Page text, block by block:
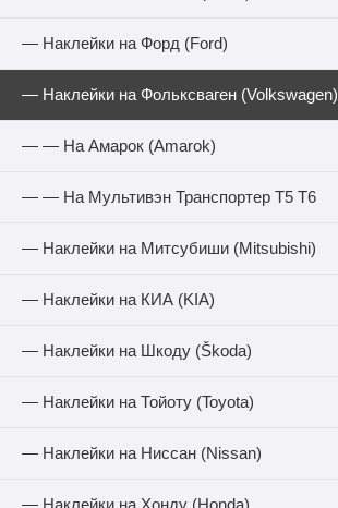
— Наклейки на Форд (Ford)
— Наклейки на Фольксваген (Volkswagen)
— — На Амарок (Amarok)
— — На Мультивэн Транспортер Т5 Т6
— Наклейки на Митсубиши (Mitsubishi)
— Наклейки на КИА (KIA)
— Наклейки на Шкоду (Škoda)
— Наклейки на Тойоту (Toyota)
— Наклейки на Ниссан (Nissan)
— Наклейки на Хонду (Honda)